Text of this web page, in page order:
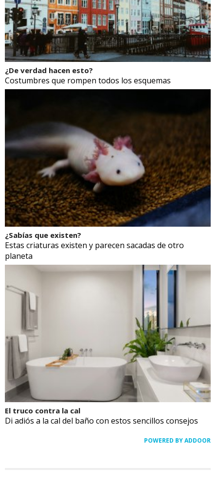
¿De verdad hacen esto?
Costumbres que rompen todos los esquemas
¿Sabías que existen?
Estas criaturas existen y parecen sacadas de otro
planeta
El truco contra la cal
Di adiós a la cal del baño con estos sencillos consejos
POWERED BY ADDOOR